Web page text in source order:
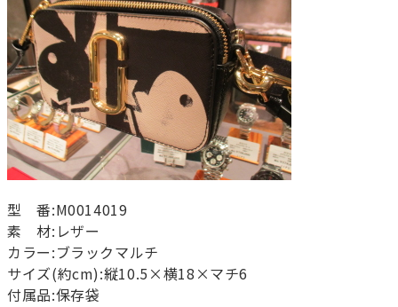
型 番:M0014019
素 材:レザー
カラー:ブラックマルチ
サイズ(約cm):縦10.5×横18×マチ6
付属品:保存袋